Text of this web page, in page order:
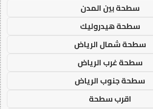
سطحة بين المدن
سطحة هيدروليك
سطحة شمال الرياض
سطحة غرب الرياض
سطحة جنوب الرياض
اقرب سطحة